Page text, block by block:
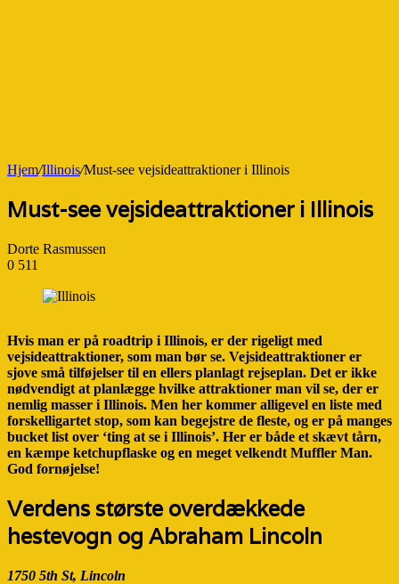
Hjem/Illinois/Must-see vejsideattraktioner i Illinois
Must-see vejsideattraktioner i Illinois
Dorte Rasmussen
0 511
Hvis man er på roadtrip i Illinois, er der rigeligt med
vejsideattraktioner, som man bør se. Vejsideattraktioner er
sjove små tilføjelser til en ellers planlagt rejseplan. Det er ikke
nødvendigt at planlægge hvilke attraktioner man vil se, der er
nemlig masser i Illinois. Men her kommer alligevel en liste med
forskelligartet stop, som kan begejstre de fleste, og er på manges
bucket list over ‘ting at se i Illinois’. Her er både et skævt tårn,
en kæmpe ketchupflaske og en meget velkendt Muffler Man.
God fornøjelse!
Verdens største overdækkede
hestevogn og Abraham Lincoln
1750 5th St, Lincoln